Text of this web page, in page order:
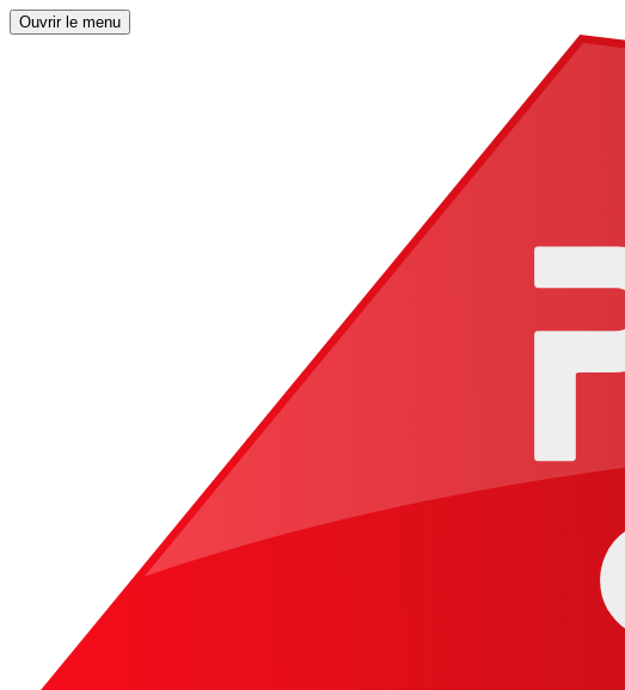
Ouvrir le menu